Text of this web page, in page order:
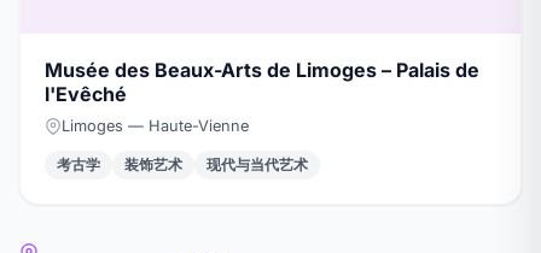
Musée des Beaux-Arts de Limoges – Palais de
l'Evêché
Limoges — Haute-Vienne
考古学 装饰艺术 现代与当代艺术